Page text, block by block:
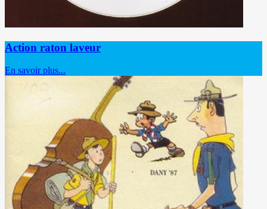
Action raton laveur
En savoir plus...